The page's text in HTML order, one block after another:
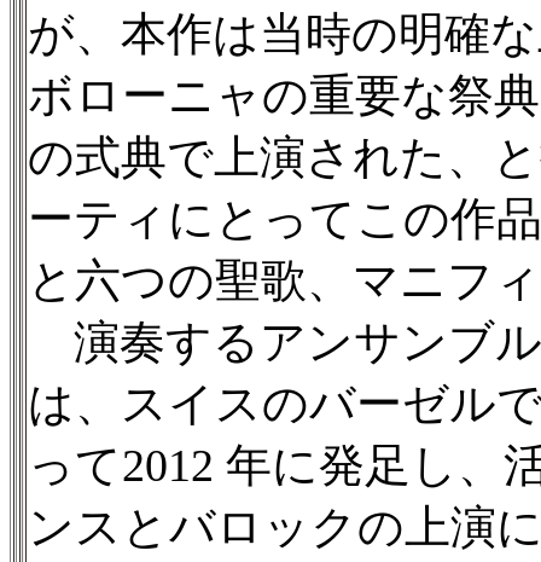
が、本作は当時の明確
ボローニャの重要な祭
の式典で上演された、
ーティにとってこの作
と六つの聖歌、マニフ
演奏するアンサンブ
は、スイスのバーゼル
って2012 年に発足し、
ンスとバロックの上演